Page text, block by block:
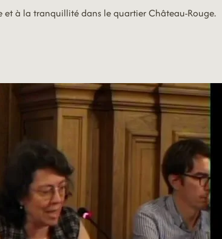
à la tranquillité dans le quartier Château-Rouge.